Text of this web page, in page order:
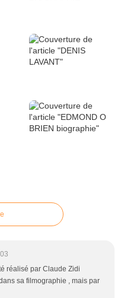
réalisé par Claude Zidi
sa filmographie , mais par